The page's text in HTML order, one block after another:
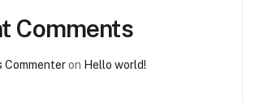
Comments
Commenteron Hello world!